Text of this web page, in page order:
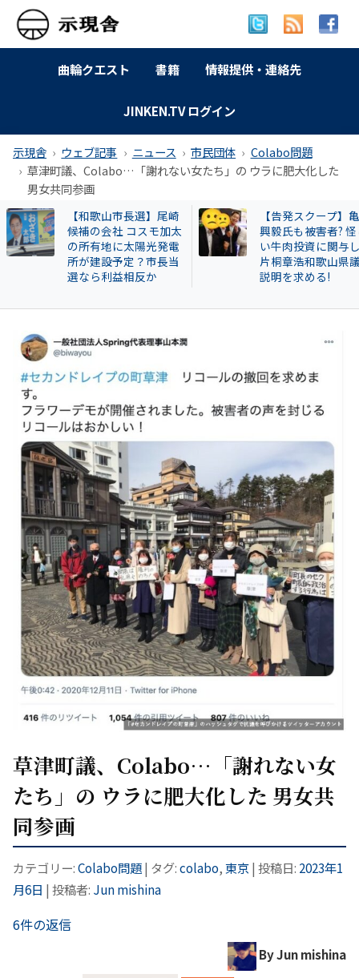
曲輪クエスト 書籍 情報提供・連絡先
JINKEN.TV ログイン
示現舎 ウェブ記事 ニュース 市民団体
Colabo問題
草津町議、Colabo…「謝れない女たち」の ウラに肥大化した
男女共同参画
【告発スクープ】亀田
興毅氏も被害者? 怪し
い牛肉投資に関与した
片桐章浩和歌山県議に
説明を求める!
【岐南町】セクハ
動その後 議員全員
〝謎ルール〟導入
会は混乱！現町長
撃すると…
草津町議、Colabo…「謝れない女
たち」の ウラに肥大化した 男女共
同参画
カテゴリー:Colabo問題| タグ:colabo,東京| 投稿日: 2023年1
月6日 | 投稿者: Jun mishina
6件の返信
By Jun mishina